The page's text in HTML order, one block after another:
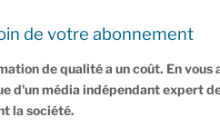
de votre abonnement
de qualité a un coût. En
d'un média indépendant expert
la société.